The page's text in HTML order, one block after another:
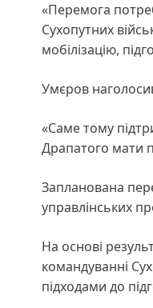
«Перемога
Сухопутних
мобілізацію,
Умєров
«Саме тому
Драпатого мати
Запланована
управлінських
На основі
командуванні
підходами до